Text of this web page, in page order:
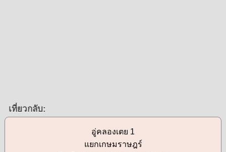
เที่ยวกลับ:
อู่คลองเตย 1
แยกเกษมราษฎร์